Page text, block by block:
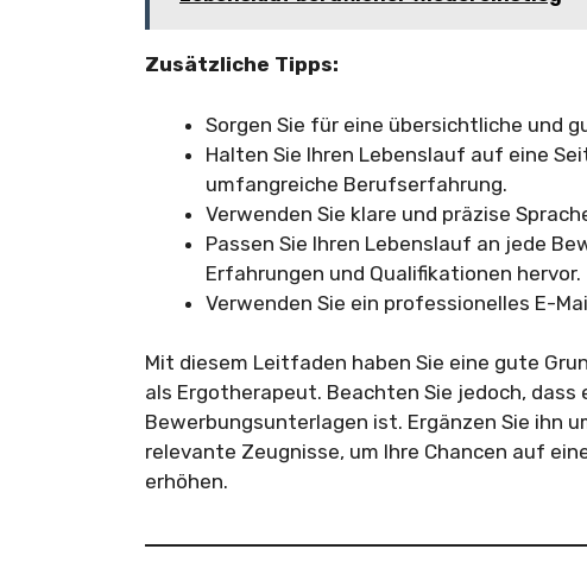
Zusätzliche Tipps:
Sorgen Sie für eine übersichtliche und
Halten Sie Ihren Lebenslauf auf eine
umfangreiche Berufserfahrung.
Verwenden Sie klare und präzise
Passen Sie Ihren Lebenslauf an jede
Erfahrungen und Qualifikationen hervor.
Verwenden Sie ein professionelles E-
Mit diesem Leitfaden haben Sie eine gute
als Ergotherapeut. Beachten Sie jedoch, dass
Bewerbungsunterlagen ist. Ergänzen Sie ihn
relevante Zeugnisse, um Ihre Chancen auf
erhöhen.